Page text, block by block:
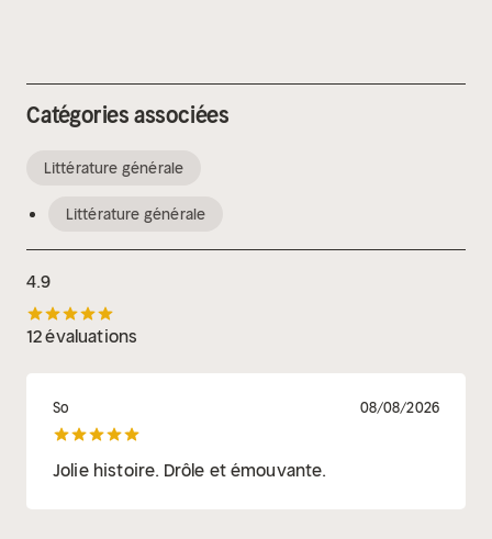
Catégories associées
Littérature générale
Littérature générale
4.9
12 évaluations
So 08/08/2026
Jolie histoire. Drôle et émouvante.